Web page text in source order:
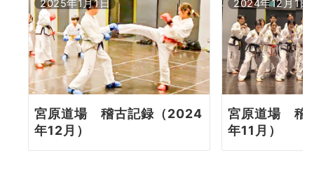
2025年1月1日
宮原道場 稽古記録（2024
年12月）
2024年12月1日
宮原道場 稽
年11月）